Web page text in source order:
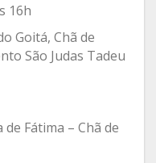
16h
Goitá, Chã de
São Judas Tadeu
Fátima – Chã de